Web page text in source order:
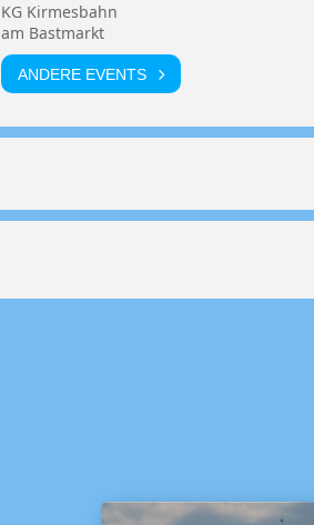
KG Kirmesbahn
am Bastmarkt
ANDERE EVENTS